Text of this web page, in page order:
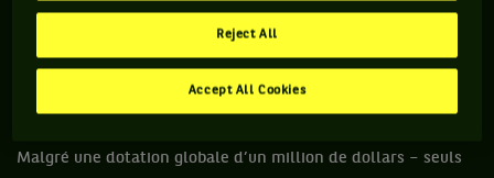
Malgré une dotation globale d’un million de dollars – seuls
Reject All
Accept All Cookies